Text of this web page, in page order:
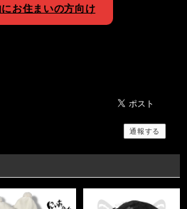
お住まいの方向け
通報する